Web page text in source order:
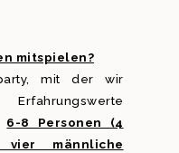
mitspielen?
mit der wir
6-8 Personen (4
vier männliche